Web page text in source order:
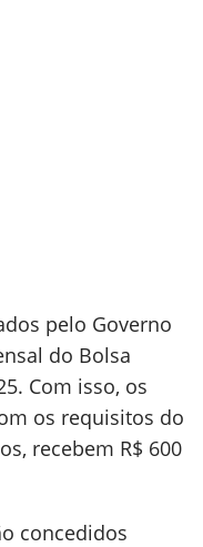
pelo Governo
do Bolsa
Com isso, os
os requisitos do
recebem R$ 600
concedidos